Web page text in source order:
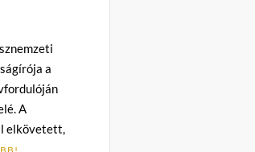
a
A
elkövetett,